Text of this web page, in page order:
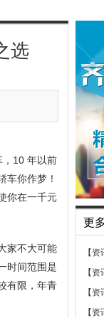
选
10 年以前
车你作梦！
你在一千元
家不大可能
时间范围是
有限，年青
更
【资
【
【资
【资